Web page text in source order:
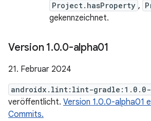
Project.hasProperty ,
gekennzeichnet.
Version 1.0.0-alpha01
21. Februar 2024
androidx.lint:lint-gradle:1.0.0-
veröffentlicht. Version 1.0.0-alpha01
Commits.